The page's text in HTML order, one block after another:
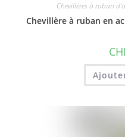
Chevillères à ruban
Chevillère à ruban en